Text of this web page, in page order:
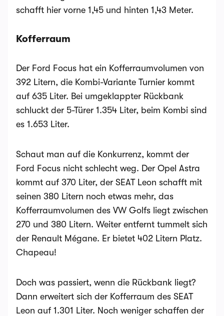
schafft hier vorne 1,45 und hinten 1,43 Meter.
Kofferraum
Der Ford Focus hat ein Kofferraumvolumen von
392 Litern, die Kombi-Variante Turnier kommt
auf 635 Liter. Bei umgeklappter Rückbank
schluckt der 5-Türer 1.354 Liter, beim Kombi sind
es 1.653 Liter.
Schaut man auf die Konkurrenz, kommt der
Ford Focus nicht schlecht weg. Der Opel Astra
kommt auf 370 Liter, der SEAT Leon schafft mit
seinen 380 Litern noch etwas mehr, das
Kofferraumvolumen des VW Golfs liegt zwischen
270 und 380 Litern. Weiter entfernt tummelt sich
der Renault Mégane. Er bietet 402 Litern Platz.
Chapeau!
Doch was passiert, wenn die Rückbank liegt?
Dann erweitert sich der Kofferraum des SEAT
Leon auf 1.301 Liter. Noch weniger schaffen der